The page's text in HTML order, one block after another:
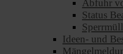
Abfuhr
Status
Ideen- und